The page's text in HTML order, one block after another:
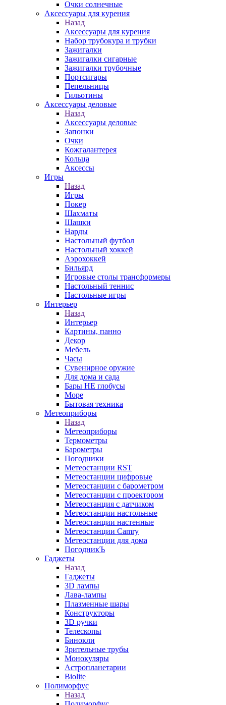
Очки солнечные
Аксессуары для курения
Назад
Аксессуары для курения
Набор трубокура и трубки
Зажигалки
Зажигалки сигарные
Зажигалки трубочные
Портсигары
Пепельницы
Гильотины
Аксессуары деловые
Назад
Аксессуары деловые
Запонки
Очки
Кожгалантерея
Кольца
Аксессы
Игры
Назад
Игры
Покер
Шахматы
Шашки
Нарды
Настольный футбол
Настольный хоккей
Аэрохоккей
Бильярд
Игровые столы трансформеры
Настольный теннис
Настольные игры
Интерьер
Назад
Интерьер
Картины, панно
Декор
Мебель
Часы
Сувенирное оружие
Для дома и сада
Бары НЕ глобусы
Море
Бытовая техника
Метеоприборы
Назад
Метеоприборы
Термометры
Барометры
Погодники
Метеостанции RST
Метеостанции цифровые
Метеостанции с барометром
Метеостанции с проектором
Метеостанция с датчиком
Метеостанции настольные
Метеостанции настенные
Метеостанции Camry
Метеостанции для дома
ПогодникЪ
Гаджеты
Назад
Гаджеты
3D лампы
Лава-лампы
Плазменные шары
Конструкторы
3D ручки
Телескопы
Бинокли
Зрительные трубы
Монокуляры
Астропланетарии
Biolite
Полиморфус
Назад